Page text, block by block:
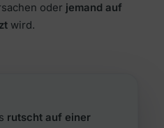
oder jemand auf
wird.
rutscht auf einer